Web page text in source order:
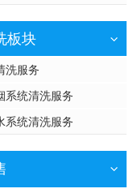
板块
洗服务
系统清洗服务
系统清洗服务